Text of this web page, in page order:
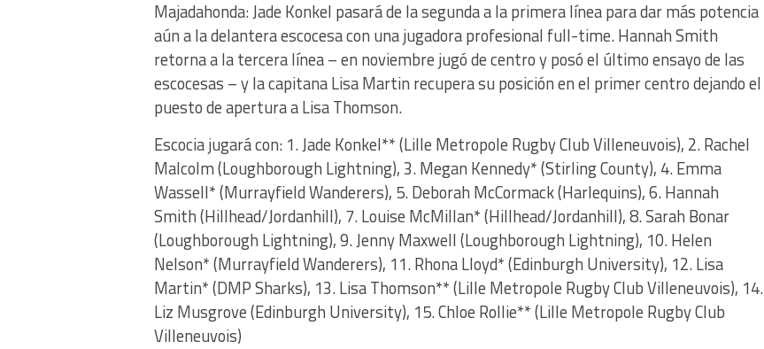
Majadahonda: Jade Konkel pasará de la segunda a la primera línea para dar más potencia
aún a la delantera escocesa con una jugadora profesional full-time. Hannah Smith
retorna a la tercera línea – en noviembre jugó de centro y posó el último ensayo de las
escocesas – y la capitana Lisa Martin recupera su posición en el primer centro dejando el
puesto de apertura a Lisa Thomson.
Escocia jugará con: 1. Jade Konkel** (Lille Metropole Rugby Club Villeneuvois), 2. Rachel
Malcolm (Loughborough Lightning), 3. Megan Kennedy* (Stirling County), 4. Emma
Wassell* (Murrayfield Wanderers), 5. Deborah McCormack (Harlequins), 6. Hannah
Smith (Hillhead/Jordanhill), 7. Louise McMillan* (Hillhead/Jordanhill), 8. Sarah Bonar
(Loughborough Lightning), 9. Jenny Maxwell (Loughborough Lightning), 10. Helen
Nelson* (Murrayfield Wanderers), 11. Rhona Lloyd* (Edinburgh University), 12. Lisa
Martin* (DMP Sharks), 13. Lisa Thomson** (Lille Metropole Rugby Club Villeneuvois), 14.
Liz Musgrove (Edinburgh University), 15. Chloe Rollie** (Lille Metropole Rugby Club
Villeneuvois)